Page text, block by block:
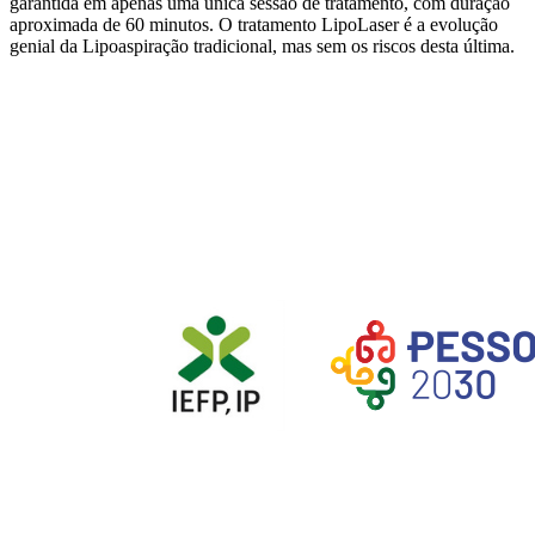
aproximada de 60 minutos. O tratamento LipoLaser é a evolução
genial da Lipoaspiração tradicional, mas sem os riscos desta última.